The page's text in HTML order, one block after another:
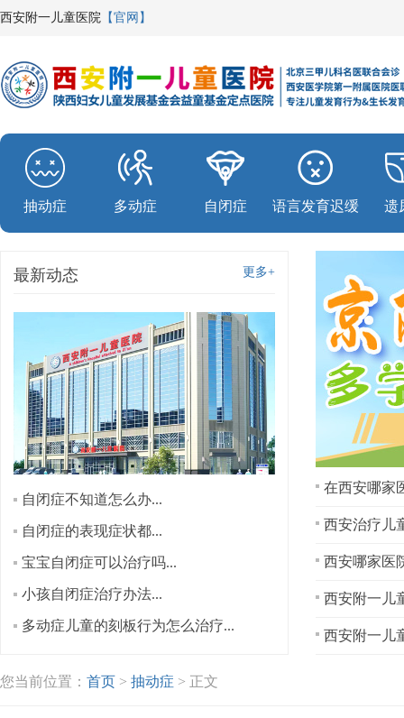
西安附一儿童医院 【官网】
抽动症 多动症 自闭症 语言发育迟缓 遗
更多+
最新动态
自闭症不知道怎么办...
自闭症的表现症状都...
宝宝自闭症可以治疗吗...
小孩自闭症治疗办法...
多动症儿童的刻板行为怎么治疗...
在西安哪家
西安治疗儿
西安附一儿
西安附一儿
您当前位置： 首页 > 抽动症 > 正文